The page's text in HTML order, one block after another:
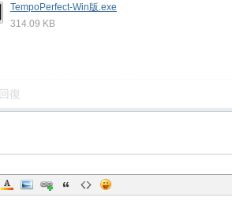
TempoPerfect-Win版.exe
314.09 KB
回復